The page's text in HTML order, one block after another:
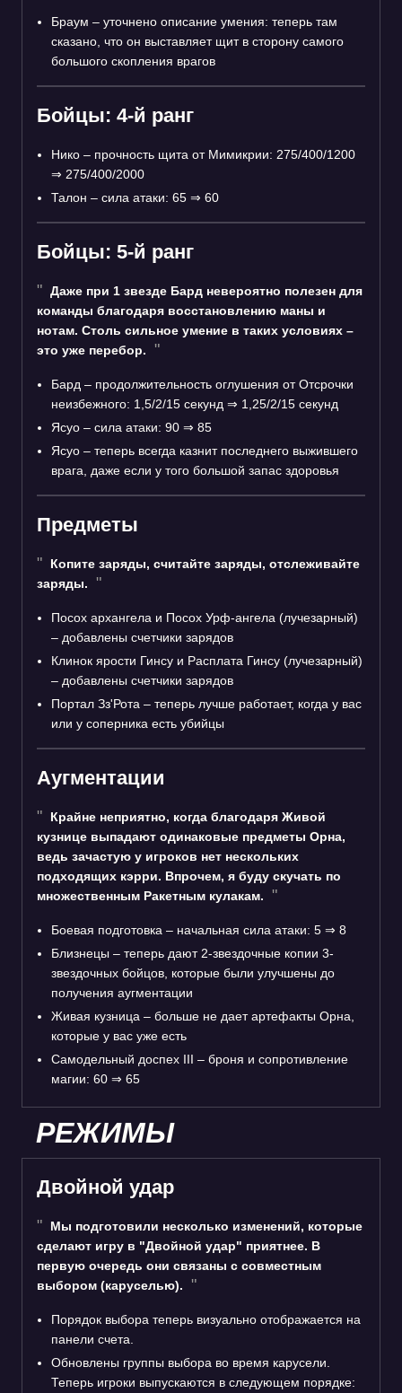
Браум – уточнено описание умения: теперь там
сказано, что он выставляет щит в сторону самого
большого скопления врагов
Бойцы: 4-й ранг
Нико – прочность щита от Мимикрии: 275/400/1200
⇒ 275/400/2000
Талон – сила атаки: 65 ⇒ 60
Бойцы: 5-й ранг
Даже при 1 звезде Бард невероятно полезен для
команды благодаря восстановлению маны и
нотам. Столь сильное умение в таких условиях –
это уже перебор.
Бард – продолжительность оглушения от Отсрочки
неизбежного: 1,5/2/15 секунд ⇒ 1,25/2/15 секунд
Ясуо – сила атаки: 90 ⇒ 85
Ясуо – теперь всегда казнит последнего выжившего
врага, даже если у того большой запас здоровья
Предметы
Копите заряды, считайте заряды, отслеживайте
заряды.
Посох архангела и Посох Урф-ангела (лучезарный)
– добавлены счетчики зарядов
Клинок ярости Гинсу и Расплата Гинсу (лучезарный)
– добавлены счетчики зарядов
Портал Зз'Рота – теперь лучше работает, когда у вас
или у соперника есть убийцы
Аугментации
Крайне неприятно, когда благодаря Живой
кузнице выпадают одинаковые предметы Орна,
ведь зачастую у игроков нет нескольких
подходящих кэрри. Впрочем, я буду скучать по
множественным Ракетным кулакам.
Боевая подготовка – начальная сила атаки: 5 ⇒ 8
Близнецы – теперь дают 2-звездочные копии 3-
звездочных бойцов, которые были улучшены до
получения аугментации
Живая кузница – больше не дает артефакты Орна,
которые у вас уже есть
Самодельный доспех III – броня и сопротивление
магии: 60 ⇒ 65
РЕЖИМЫ
Двойной удар
Мы подготовили несколько изменений, которые
сделают игру в "Двойной удар" приятнее. В
первую очередь они связаны с совместным
выбором (каруселью).
Порядок выбора теперь визуально отображается на
панели счета.
Обновлены группы выбора во время карусели.
Теперь игроки выпускаются в следующем порядке: